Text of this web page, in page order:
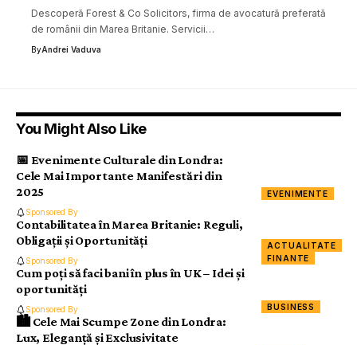
Descoperă Forest & Co Solicitors, firma de avocatură preferată
de românii din Marea Britanie. Servicii…
ByAndrei Vaduva
You Might Also Like
EVENIMENTE
📅 Evenimente Culturale din Londra:
Cele Mai Importante Manifestări din
2025
Sponsored By
ACTUALITATE
FINANTE
Contabilitatea în Marea Britanie: Reguli,
Obligații și Oportunități
Sponsored By
BUSINESS
Cum poți să faci bani în plus în UK – Idei și
oportunități
Sponsored By
🏙️ Cele Mai Scumpe Zone din Londra:
Lux, Eleganță și Exclusivitate